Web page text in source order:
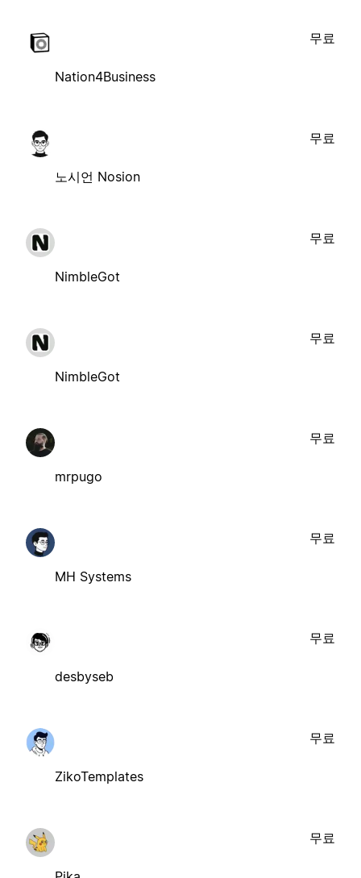
Nation4Business
무료
노시언 Nosion
무료
NimbleGot
무료
NimbleGot
무료
mrpugo
무료
MH Systems
무료
desbyseb
무료
ZikoTemplates
무료
무료